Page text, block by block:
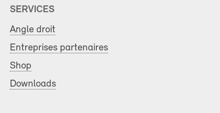
SERVICES
Angle droit
Entreprises partenaires
Shop
Downloads